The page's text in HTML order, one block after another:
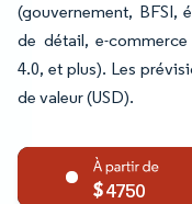
(gouvernement, BFSI,
de détail, e-
4.0, et plus). Les
de valeur (USD).
4750